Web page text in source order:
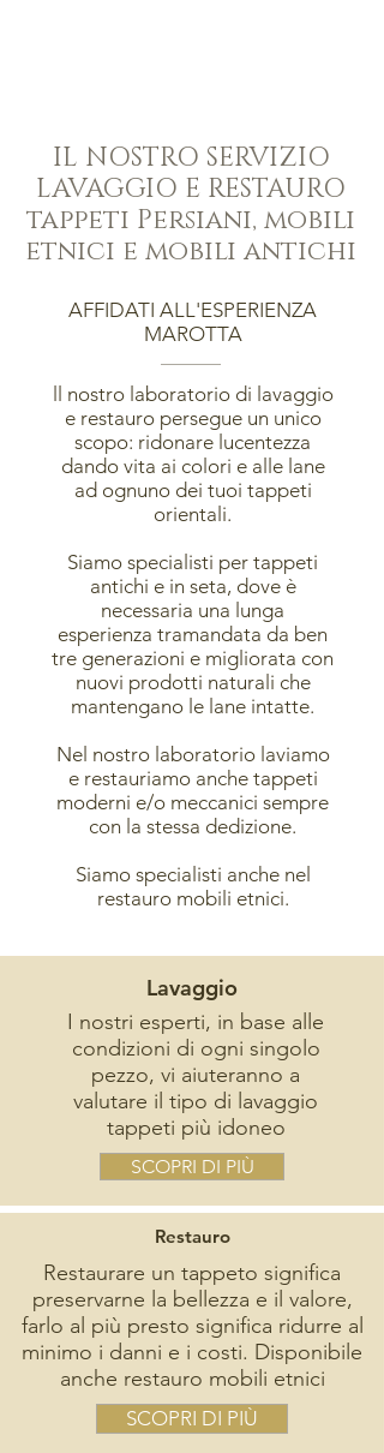
IL NOSTRO SERVIZIO
LAVAGGIO E RESTAURO
tappeti Persiani, mobili
etnici e mobili antichi
AFFIDATI ALL'ESPERIENZA
MAROTTA
ll nostro laboratorio di lavaggio
e restauro persegue un unico
scopo: ridonare lucentezza
dando vita ai colori e alle lane
ad ognuno dei tuoi tappeti
orientali.
Siamo specialisti per tappeti
antichi e in seta, dove è
necessaria una lunga
esperienza tramandata da ben
tre generazioni e migliorata con
nuovi prodotti naturali che
mantengano le lane intatte.
Nel nostro laboratorio laviamo
e restauriamo anche tappeti
moderni e/o meccanici sempre
con la stessa dedizione.
Siamo specialisti anche nel
restauro mobili etnici.
Lavaggio
I nostri esperti, in base alle
condizioni di ogni singolo
pezzo, vi aiuteranno a
valutare il tipo di lavaggio
tappeti più idoneo
SCOPRI DI PIÙ
Restauro
Restaurare un tappeto significa
preservarne la bellezza e il valore,
farlo al più presto significa ridurre al
minimo i danni e i costi. Disponibile
anche restauro mobili etnici
SCOPRI DI PIÙ